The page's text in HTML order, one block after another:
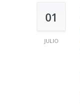
01
JULIO